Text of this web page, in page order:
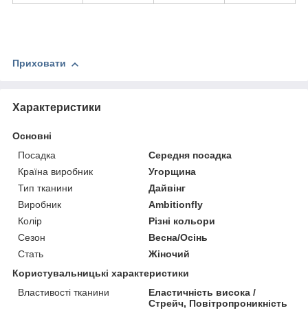
Приховати
Характеристики
Основні
Посадка
Середня посадка
Країна виробник
Угорщина
Тип тканини
Дайвінг
Виробник
Ambitionfly
Колір
Різні кольори
Сезон
Весна/Осінь
Стать
Жіночий
Користувальницькі характеристики
Властивості тканини
Еластичність висока /
Стрейч, Повітропроникність